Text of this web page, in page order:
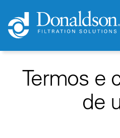
Termos e
de